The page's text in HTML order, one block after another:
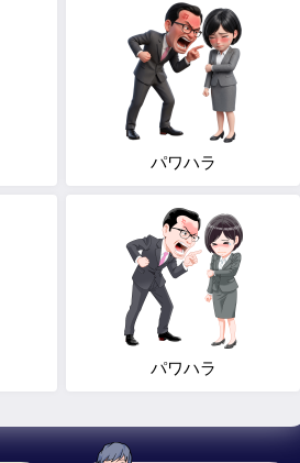
パワハラ
パワハラ